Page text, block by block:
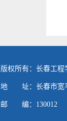
版权所有：长春工程
地 址：长春市宽
邮 编：130012